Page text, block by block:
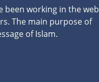
been working in the web
The main purpose of
of Islam.